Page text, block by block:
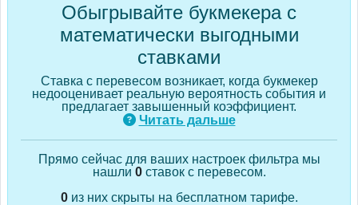
Обыгрывайте букмекера с
математически выгодными
ставками
Ставка с перевесом возникает, когда букмекер
недооценивает реальную вероятность события и
предлагает завышенный коэффициент.
Читать дальше
Прямо сейчас для ваших настроек фильтра мы
нашли 0ставок с перевесом.
0из них скрыты на бесплатном тарифе.